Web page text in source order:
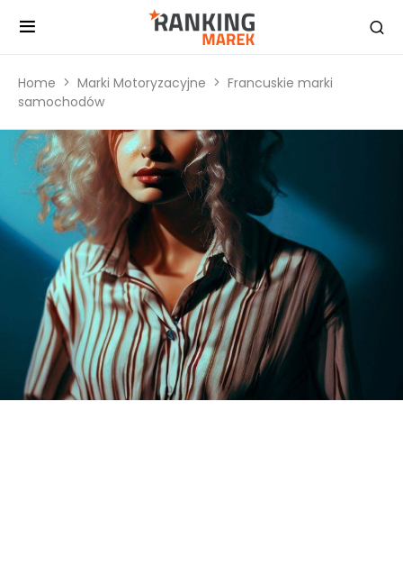
Home Marki Motoryzacyjne
Francuskie marki
samochodów